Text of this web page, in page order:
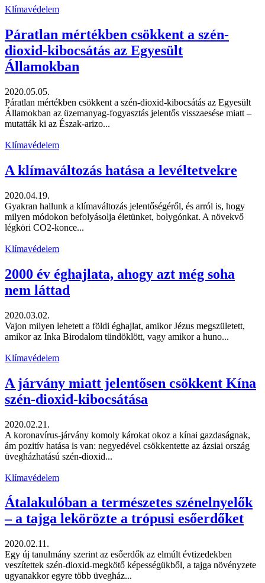
Klímavédelem
Páratlan mértékben csökkent a szén-
dioxid-kibocsátás az Egyesült
Államokban
2020.05.05.
Páratlan mértékben csökkent a szén-dioxid-kibocsátás az Egyesült
Államokban az üzemanyag-fogyasztás jelentős visszaesése miatt –
mutatták ki az Észak-arizo...
Klímavédelem
A klímaváltozás hatása a levéltetvekre
2020.04.19.
Gyakran hallunk a klímaváltozás jelentőségéről, és arról is, hogy
milyen módokon befolyásolja életünket, bolygónkat. A növekvő
légköri CO2-konce...
Klímavédelem
2000 év éghajlata, ahogy azt még soha
nem láttad
2020.03.02.
Vajon milyen lehetett a földi éghajlat, amikor Jézus megszületett,
amikor az Inka Birodalom tündöklött, vagy amikor a huno...
Klímavédelem
A járvány miatt jelentősen csökkent Kína
szén-dioxid-kibocsátása
2020.02.21.
A koronavírus-járvány komoly károkat okoz a kínai gazdaságnak,
ám pozitív hatása is van: negyedével csökkentette az ázsiai ország
üvegházhatású szén-dioxid...
Klímavédelem
Átalakulóban a természetes szénelnyelők
– a tajga lekörözte a trópusi esőerdőket
2020.02.11.
Egy új tanulmány szerint az esőerdők az elmúlt évtizedekben
veszítettek szén-dioxid-megkötő képességükből, a tajga növényzete
ugyanakkor egyre több üvegház...